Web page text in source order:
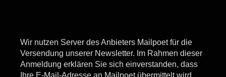
Wir nutzen Server des Anbieters Mailpoet für die
Versendung unserer Newsletter. Im Rahmen dieser
Anmeldung erklären Sie sich einverstanden, dass
Ihre E-Mail-Adresse an Mailpoet übermittelt wird.